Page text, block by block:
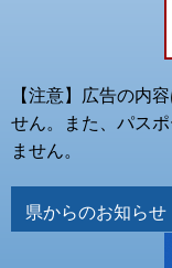
【注意】広告の内
せん。また、パス
ません。
県からのお知らせ